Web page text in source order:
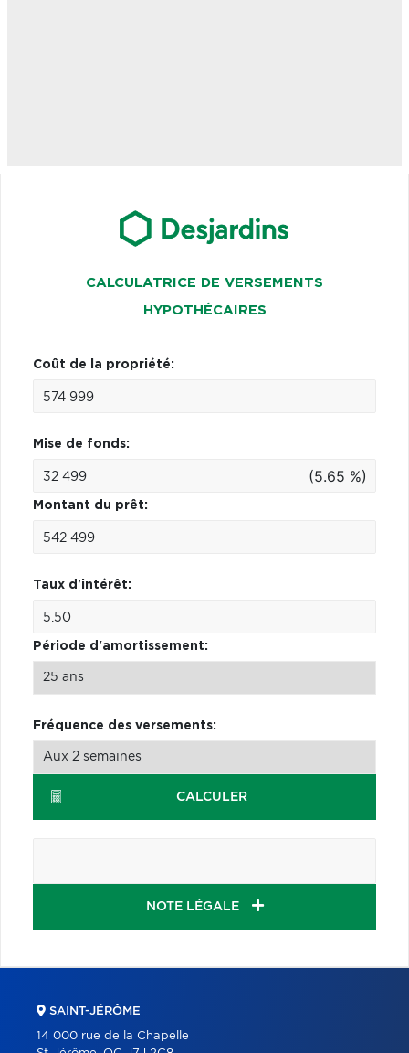
CALCULATRICE DE VERSEMENTS
HYPOTHÉCAIRES
Coût de la propriété:
Mise de fonds:
(5.65 %)
Montant du prêt:
Taux d'intérêt:
Période d'amortissement:
Fréquence des versements:
CALCULER
NOTE LÉGALE
SAINT-JÉRÔME
14 000 rue de la Chapelle